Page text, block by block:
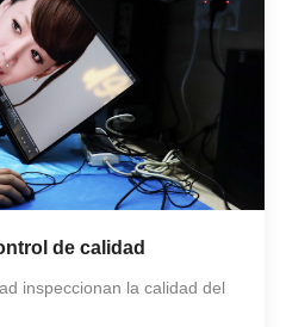
de calidad
inspeccionan la calidad del